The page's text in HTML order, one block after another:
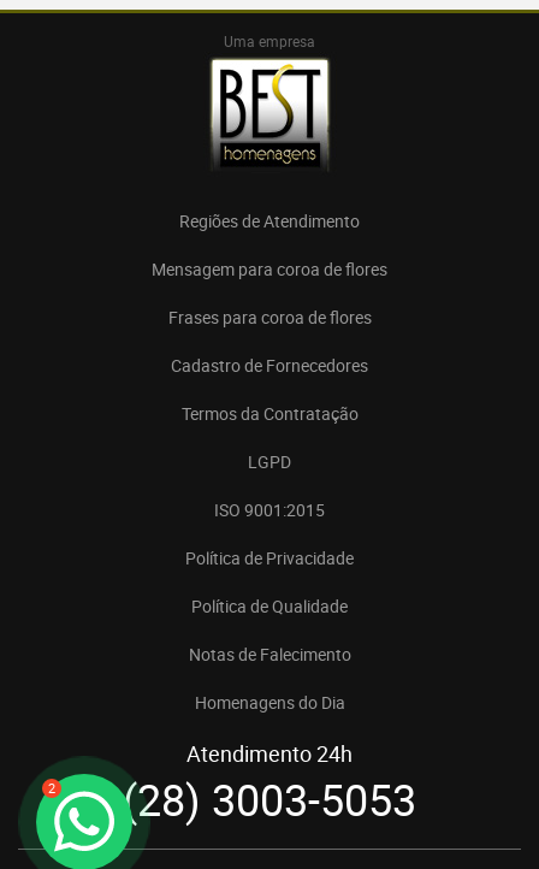
2
Uma empresa
Regiões de Atendimento
Mensagem para coroa de flores
Frases para coroa de flores
Cadastro de Fornecedores
Termos da Contratação
LGPD
ISO 9001:2015
Política de Privacidade
Política de Qualidade
Notas de Falecimento
Homenagens do Dia
Atendimento 24h
(28) 3003-5053